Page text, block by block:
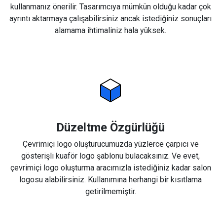
kullanmanız önerilir. Tasarımcıya mümkün olduğu kadar çok
ayrıntı aktarmaya çalışabilirsiniz ancak istediğiniz sonuçları
alamama ihtimaliniz hala yüksek.
Düzeltme Özgürlüğü
Çevrimiçi logo oluşturucumuzda yüzlerce çarpıcı ve
gösterişli kuaför logo şablonu bulacaksınız. Ve evet,
çevrimiçi logo oluşturma aracımızla istediğiniz kadar salon
logosu alabilirsiniz. Kullanımına herhangi bir kısıtlama
getirilmemiştir.